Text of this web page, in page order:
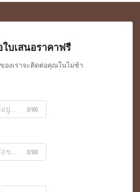
ใบเสนอราคาฟรี
องเราจะติดต่อคุณในไม่ช้า
0/100
0/100